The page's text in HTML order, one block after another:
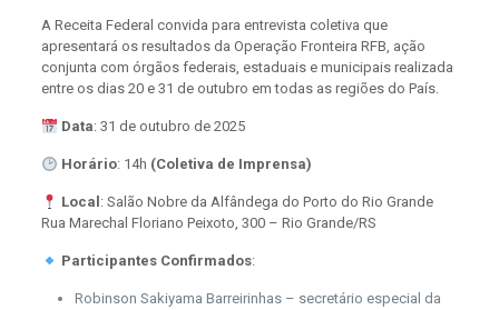
A Receita Federal convida para entrevista coletiva que
apresentará os resultados da Operação Fronteira RFB, ação
conjunta com órgãos federais, estaduais e municipais realizada
entre os dias 20 e 31 de outubro em todas as regiões do País.
Data: 31 de outubro de 2025
Horário: 14h (Coletiva de Imprensa)
Local : Salão Nobre da Alfândega do Porto do Rio Grande
Rua Marechal Floriano Peixoto, 300 – Rio Grande/RS
Participantes Confirmados:
Robinson Sakiyama Barreirinhas – secretário especial da